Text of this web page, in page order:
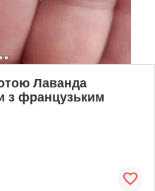
Лаванда
з французьким